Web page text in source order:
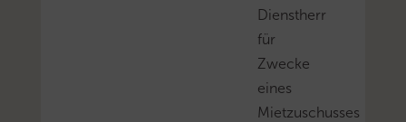
Dienstherr
für
Zwecke
eines
Mietzuschusses